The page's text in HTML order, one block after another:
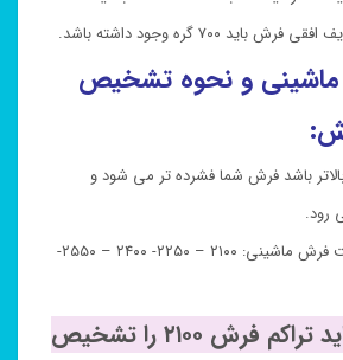
۷۰۰ گره وجود داشته باشد.
ماشینی و نحوه تشخیص
باشد فرش شما فشرده تر می شود و
رود.
تراکم های متداول در بافت فرش ماشینی: ۲۱۰۰ – ۲۲۵۰- ۲۴۰۰ – ۲۵۵۰-
حا اینکه چطور باید تراکم فرش ۲۱۰۰ را تشخیص